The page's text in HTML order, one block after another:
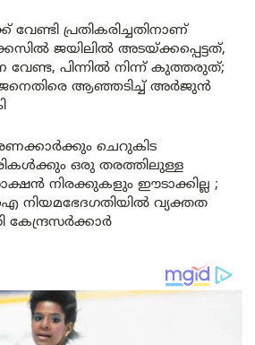
വേണ്ടി പ്രതികരിച്ചതിനാണ്
ജയിലിൽ അടയ്ക്കപ്പെട്ടത്,
വേണ്ട, പിന്നിൽ നിന്ന് കുത്തരുത്;
ആഞ്ഞടിച്ച് അർജുൻ
ചെറുകിട
ഒരു തരത്തിലുള്ള
നിരക്കുകളും ഈടാക്കില്ല ;
നിയമഭേദഗതിയിൽ വ്യക്തത
കേന്ദ്രസർക്കാർ